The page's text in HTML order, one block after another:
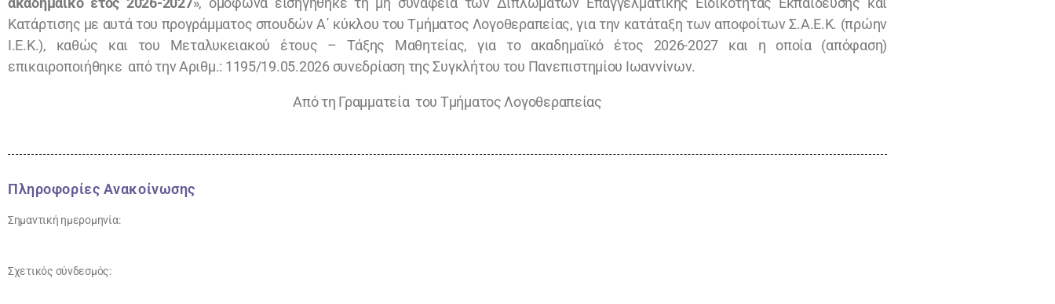
Κατάρτισης με αυτά του προγράμματος σπουδών Α΄ κύκλου του Τμήματος Λογοθεραπείας, για την κατάταξη των αποφοίτων Σ.Α.Ε.Κ. (πρώην
Ι.Ε.Κ.), καθώς και του Μεταλυκειακού έτους – Τάξης Μαθητείας, για το ακαδημαϊκό έτος 2026-2027 και η οποία (απόφαση)
επικαιροποιήθηκε από την Αριθμ.: 1195/19.05.2026 συνεδρίαση της Συγκλήτου του Πανεπιστημίου Ιωαννίνων.
Από τη Γραμματεία του Τμήματος Λογοθεραπείας
Πληροφορίες Ανακοίνωσης
Σημαντική ημερομηνία:
Σχετικός σύνδεσμός: